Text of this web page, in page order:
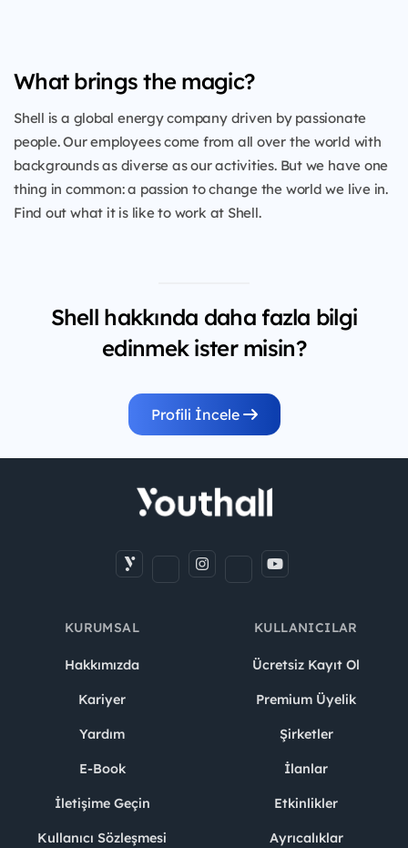
What brings the magic?
Shell is a global energy company driven by passionate
people. Our employees come from all over the world with
backgrounds as diverse as our activities. But we have one
thing in common: a passion to change the world we live in.
Find out what it is like to work at Shell.
Shell hakkında daha fazla bilgi
edinmek ister misin?
Profili İncele
KURUMSAL
Hakkımızda
Kariyer
Yardım
E-Book
İletişime Geçin
Kullanıcı Sözleşmesi
KULLANICILAR
Ücretsiz Kayıt Ol
Premium Üyelik
Şirketler
İlanlar
Etkinlikler
Ayrıcalıklar